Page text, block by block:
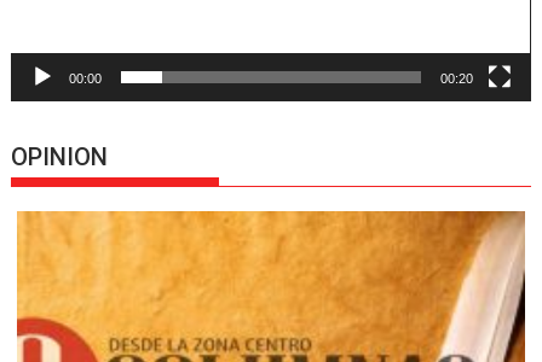
00:00 00:20
OPINION